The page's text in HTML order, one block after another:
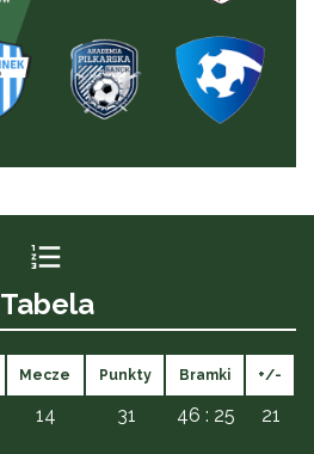
Tabela
Mecze Punkty Bramki +/-
14 31 46 : 25 21